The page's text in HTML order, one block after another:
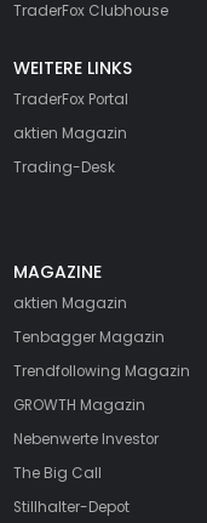
TraderFox Clubhouse
WEITERE LINKS
TraderFox Portal
aktien Magazin
Trading-Desk
MAGAZINE
aktien Magazin
Tenbagger Magazin
Trendfollowing Magazin
GROWTH Magazin
Nebenwerte Investor
The Big Call
Stillhalter-Depot